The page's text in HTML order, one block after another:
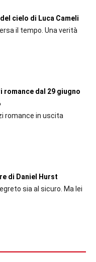
cielo di Luca Cameli
il tempo. Una verità
romance dal 29 giugno
romance in uscita
di Daniel Hurst
sia al sicuro. Ma lei